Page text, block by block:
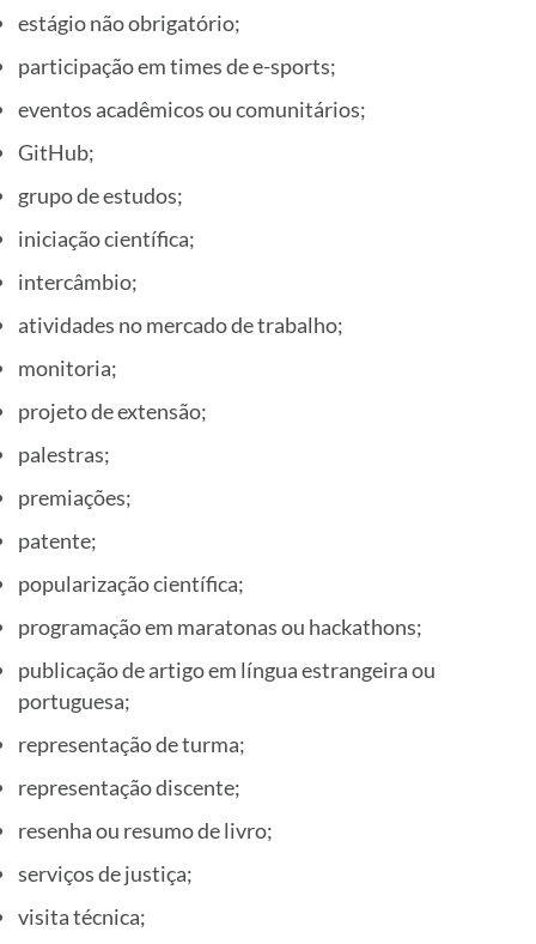
estágio não obrigatório;
participação em times de e-sports;
eventos acadêmicos ou comunitários;
GitHub;
grupo de estudos;
iniciação científica;
intercâmbio;
atividades no mercado de trabalho;
monitoria;
projeto de extensão;
palestras;
premiações;
patente;
popularização científica;
programação em maratonas ou hackathons;
publicação de artigo em língua estrangeira ou
portuguesa;
representação de turma;
representação discente;
resenha ou resumo de livro;
serviços de justiça;
visita técnica;